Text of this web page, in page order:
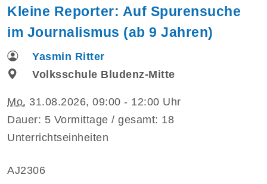
Kleine Reporter: Auf Spurensuche
im Journalismus (ab 9 Jahren)
Yasmin Ritter
Volksschule Bludenz-Mitte
Mo. 31.08.2026, 09:00 - 12:00 Uhr
Dauer: 5 Vormittage / gesamt: 18
Unterrichtseinheiten
AJ2306